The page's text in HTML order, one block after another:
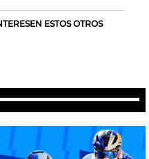
ESTOS OTROS